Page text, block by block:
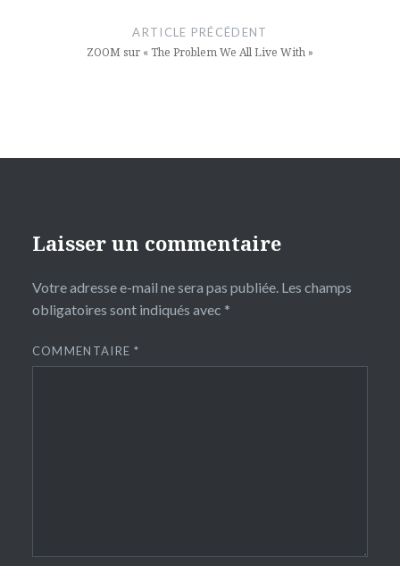
l’article
ARTICLE PRÉCÉDENT
ZOOM sur « The Problem We All Live With »
Laisser un commentaire
Votre adresse e-mail ne sera pas publiée. Les champs
obligatoires sont indiqués avec *
COMMENTAIRE*